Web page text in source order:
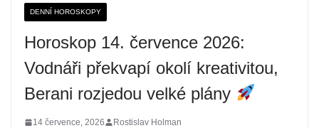
DENNÍ HOROSKOPY
Horoskop 14. července 2026:
Vodnáři překvapí okolí kreativitou,
Berani rozjedou velké plány
14 července, 2026 Rostislav Holman